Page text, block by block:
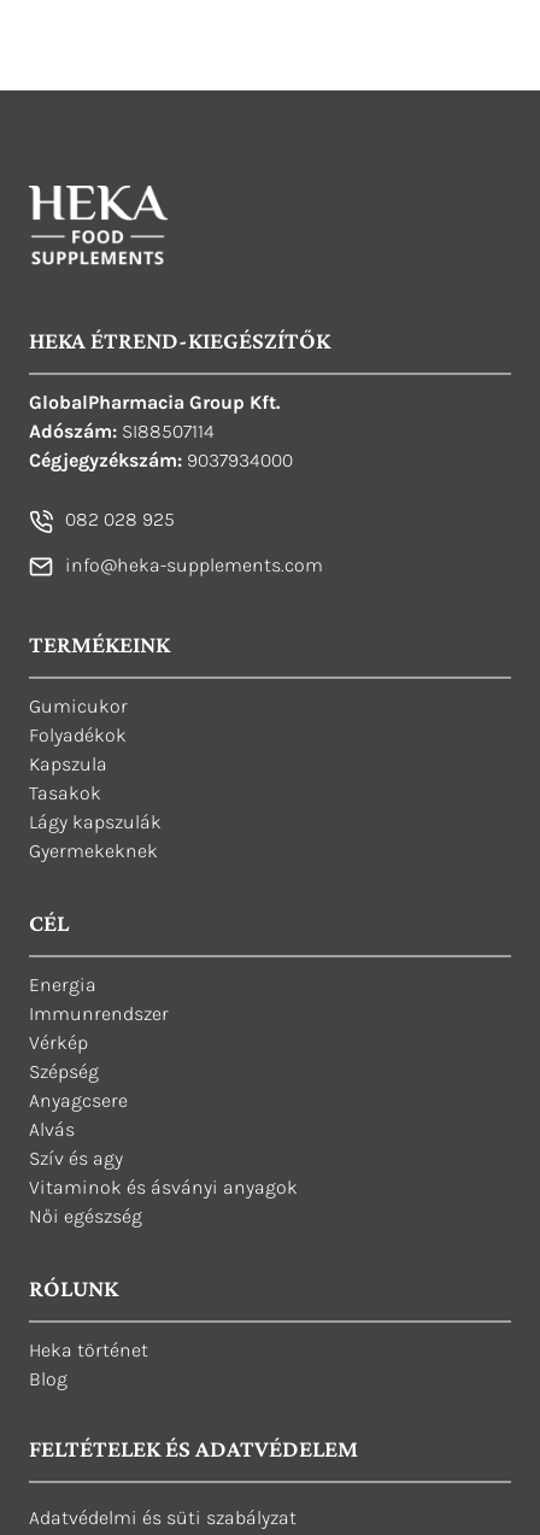
HEKA ÉTREND-KIEGÉSZÍTŐK
GlobalPharmacia Group Kft.
Adószám: SI88507114
Cégjegyzékszám: 9037934000
082 028 925
info@heka-supplements.com
TERMÉKEINK
Gumicukor
Folyadékok
Kapszula
Tasakok
Lágy kapszulák
Gyermekeknek
CÉL
Energia
Immunrendszer
Vérkép
Szépség
Anyagcsere
Alvás
Szív és agy
Vitaminok és ásványi anyagok
Női egészség
RÓLUNK
Heka történet
Blog
FELTÉTELEK ÉS ADATVÉDELEM
Adatvédelmi és süti szabályzat